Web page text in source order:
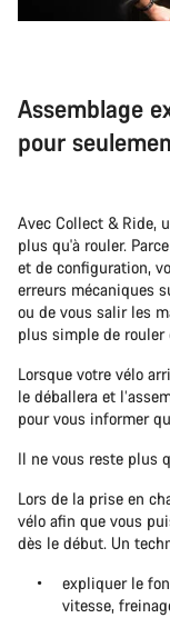
Assemblage
pour
Avec Collect & Ride,
plus qu'à rouler.
et de configuration,
erreurs mécaniques
ou de vous salir les
plus simple de rouler
Lorsque votre vélo
le déballera et
pour vous informer
Il ne vous reste plus
Lors de la prise en
vélo afin que vous
dès le début. Un
expliquer le
vitesse,